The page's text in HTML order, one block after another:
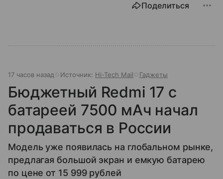
Поделиться
17 часов назад Источник: Hi-Tech Mail Гаджеты
Бюджетный Redmi 17 с
батареей 7500 мАч начал
продаваться в России
Модель уже появилась на глобальном рынке,
предлагая большой экран и емкую батарею
по цене от 15 999 рублей